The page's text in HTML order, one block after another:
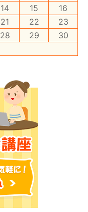
14 15
16
21 22
23
28 29
30